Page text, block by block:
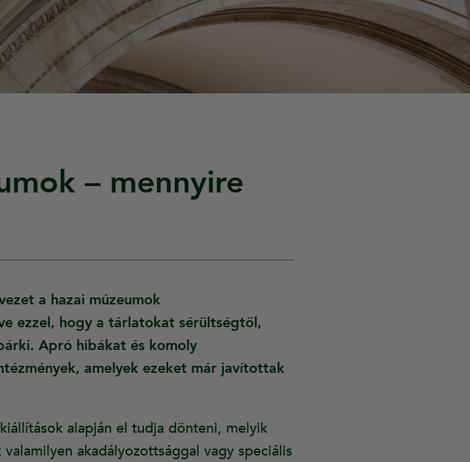
– mennyire
a hazai múzeumok
ezzel, hogy a tárlatokat sérültségtől,
Apró hibákat és komoly
amelyek ezeket már javítottak
alapján el tudja dönteni, melyik
akadályozottsággal vagy speciális